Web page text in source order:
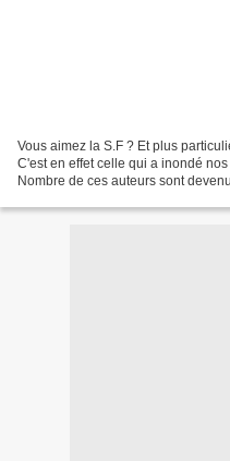
Vous aimez la S.F ? Et plus
C'est en effet celle qui a inondé
Nombre de ces auteurs sont